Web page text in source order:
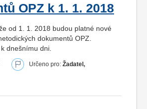
OPZ k 1. 1. 2018
od 1. 1. 2018 budou platné nové
dokumentů OPZ.
dnešnímu dni.
Určeno pro: Žadatel,